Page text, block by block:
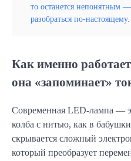
то останется непонятным
разобраться по-настоящему.
Как именно
она «запоминает»
Современная LED-лампа —
колба с нитью, как в
скрывается сложный
который преобразует